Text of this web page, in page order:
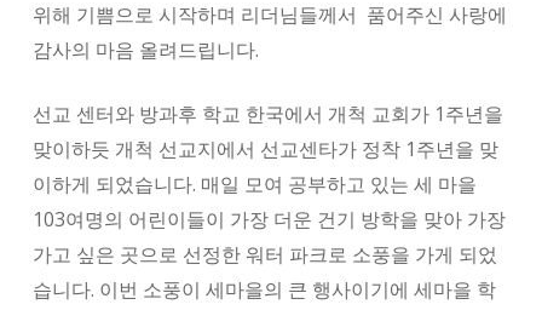
위해 기쁨으로 시작하며 리더님들께서 품어주신 사랑에
감사의 마음 올려드립니다.
선교 센터와 방과후 학교 한국에서 개척 교회가 1주년을
맞이하듯 개척 선교지에서 선교센타가 정착 1주년을 맞
이하게 되었습니다. 매일 모여 공부하고 있는 세 마을
103여명의 어린이들이 가장 더운 건기 방학을 맞아 가장
가고 싶은 곳으로 선정한 워터 파크로 소풍을 가게 되었
습니다. 이번 소풍이 세마을의 큰 행사이기에 세마을 학